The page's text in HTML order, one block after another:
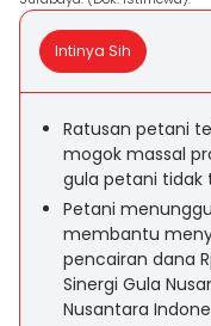
Intinya Sih
Ratusan petani
mogok massal
gula petani tidak
Petani
membantu
pencairan dana
Sinergi Gula
Nusantara